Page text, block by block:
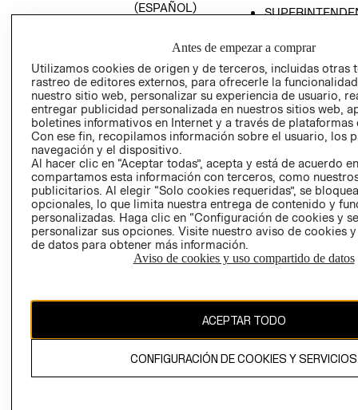
(ESPAÑOL)
TRANSPARENCIA
Y ÉTICA (INGLÉS)
COMERCIO - SIC
PETICIONES
QUEJAS Y
RECLAMOS
Colombia ($)
CAMBIAR REGIÓN
propiedad de H&M Hennes & Mauritz AB.
Antes de empezar a comprar
Utilizamos cookies de origen y de terceros, incluidas otras
rastreo de editores externos, para ofrecerle la
nuestro sitio web, personalizar su experiencia de usuario,
entregar publicidad personalizada en nuestros sitios web,
boletines informativos en Internet y a través de plataformas
Con ese fin, recopilamos información sobre el usuario, los
navegación y el dispositivo.
Al hacer clic en “Aceptar todas”, acepta y está de acuerdo
compartamos esta información con terceros, como
publicitarios. Al elegir “Solo cookies requeridas”, se
opcionales, lo que limita nuestra entrega de contenido y
personalizadas. Haga clic en “Configuración de cookies y
personalizar sus opciones. Visite nuestro aviso de cookies
de datos para obtener más información.
Aviso de cookies y uso compartido de datos
ACEPTAR TODO
CONFIGURACIÓN DE COOKIES Y SERVICIOS